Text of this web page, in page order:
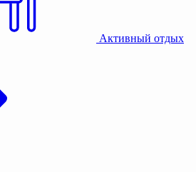
Активный отдых